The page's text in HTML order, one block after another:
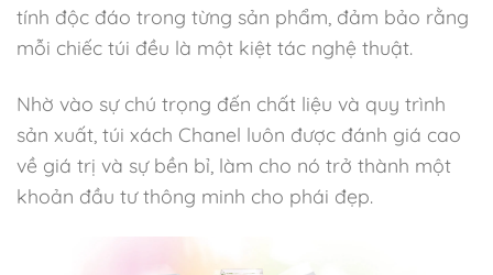
tính độc đáo trong từng sản phẩm, đảm bảo rằng
mỗi chiếc túi đều là một kiệt tác nghệ thuật.
Nhờ vào sự chú trọng đến chất liệu và quy trình
sản xuất, túi xách Chanel luôn được đánh giá cao
về giá trị và sự bền bỉ, làm cho nó trở thành một
khoản đầu tư thông minh cho phái đẹp.